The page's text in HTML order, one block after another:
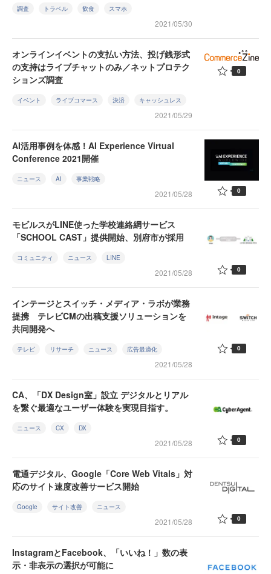
調査 トラベル 飲食 スマホ
2021/05/30
オンラインイベントの支払い方法、投げ銭形式
の支持はライブチャットのみ／ネットプロテク
ションズ調査
イベント ライブコマース 決済 キャッシュレス
2021/05/29
0
AI活用事例を体感！AI Experience Virtual
Conference 2021開催
ニュース AI 事業戦略
2021/05/28 0
モビルスがLINE使った学校連絡網サービス
「SCHOOL CAST」提供開始、別府市が採用
コミュニティ ニュース LINE
2021/05/28 0
インテージとスイッチ・メディア・ラボが業務
提携 テレビCMの出稿支援ソリューションを
共同開発へ
テレビ リサーチ ニュース 広告最適化
2021/05/28
0
CA、「DX Design室」設立 デジタルとリアル
を繋ぐ最適なユーザー体験を実現目指す。
ニュース CX DX
2021/05/28 0
電通デジタル、Google「Core Web Vitals」対
応のサイト速度改善サービス開始
Google サイト改善 ニュース
2021/05/28 0
InstagramとFacebook、「いいね！」数の表
示・非表示の選択が可能に